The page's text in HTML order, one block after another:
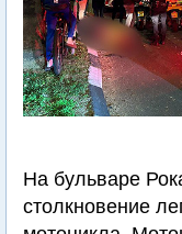
На бульваре
столкновение